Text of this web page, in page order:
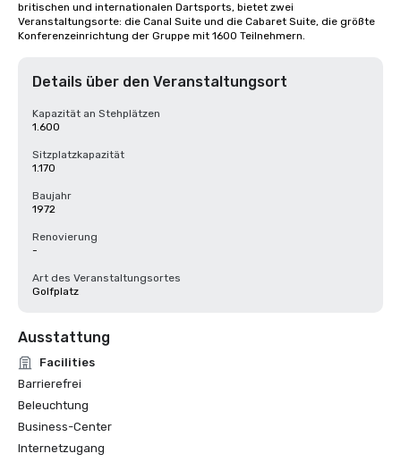
britischen und internationalen Dartsports, bietet zwei
Veranstaltungsorte: die Canal Suite und die Cabaret Suite, die größte
Konferenzeinrichtung der Gruppe mit 1600 Teilnehmern.
Details über den Veranstaltungsort
Kapazität an Stehplätzen
1.600
Sitzplatzkapazität
1.170
Baujahr
1972
Renovierung
-
Art des Veranstaltungsortes
Golfplatz
Ausstattung
Facilities
Barrierefrei
Beleuchtung
Business-Center
Internetzugang